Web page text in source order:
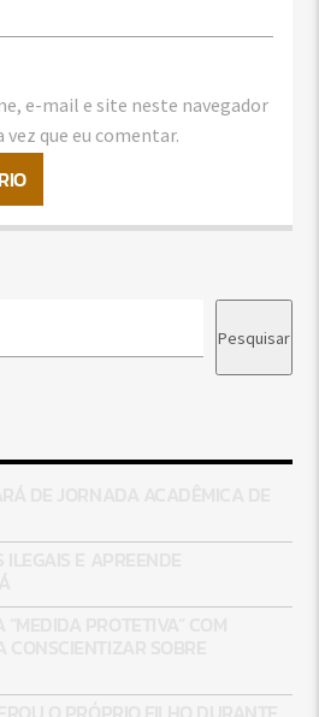
e-mail e site neste navegador
vez que eu comentar.
Pesquisar